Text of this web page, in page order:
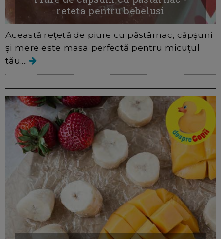
reteta pentru bebelusi
Această rețetă de piure cu păstârnac, căpșuni
și mere este masa perfectă pentru micuțul
tău....